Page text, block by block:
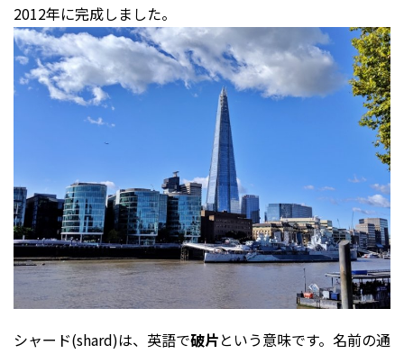
2012年に完成しました。
シャード(shard)は、英語で破片という意味です。名前の通